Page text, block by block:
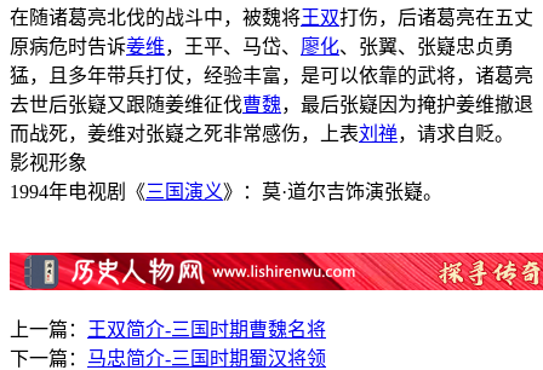
在随诸葛亮北伐的战斗中，被魏将王双打伤，后诸葛亮在五丈
原病危时告诉姜维，王平、马岱、 廖化、张翼、张嶷忠贞勇
猛，且多年带兵打仗，经验丰富，是可以依靠的武将，诸葛亮
去世后张嶷又跟随姜维征伐曹魏，最后张嶷因为掩护姜维撤退
而战死，姜维对张嶷之死非常感伤，上表刘禅，请求自贬。
影视形象
1994年电视剧《三国演义》：莫·道尔吉饰演张嶷。
上一篇：
王双简介-三国时期曹魏名将
下一篇： 马忠简介-三国时期蜀汉将领